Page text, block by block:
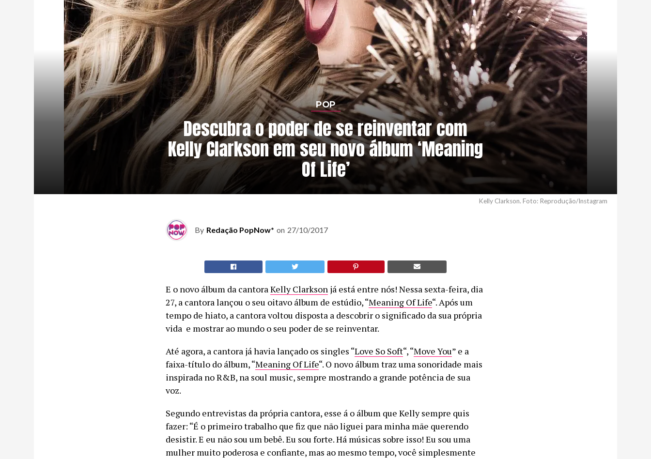
POP
Descubra o poder de se reinventar com
Kelly Clarkson em seu novo álbum ‘Meaning
Of Life’
Kelly Clarkson. Foto: Reprodução/Instagram
By Redação PopNow* on 27/10/2017
E o novo álbum da cantoraKelly Clarkson já está entre nós! Nessa sexta-feira, dia
27, a cantora lançou o seu oitavo álbum de estúdio, “Meaning Of Life“. Após um
tempo de hiato, a cantora voltou disposta a descobrir o significado da sua própria
vida e mostrar ao mundo o seu poder de se reinventar.
Até agora, a cantora já havia lançado os singles “Love So Soft“, “Move You” e a
faixa-título do álbum, “Meaning Of Life“. O novo álbum traz uma sonoridade mais
inspirada no R&B, na soul music, sempre mostrando a grande potência de sua
voz.
Segundo entrevistas da própria cantora, esse á o álbum que Kelly sempre quis
fazer: “É o primeiro trabalho que fiz que não liguei para minha mãe querendo
desistir. E eu não sou um bebê. Eu sou forte. Há músicas sobre isso! Eu sou uma
mulher muito poderosa e confiante, mas ao mesmo tempo, você simplesmente